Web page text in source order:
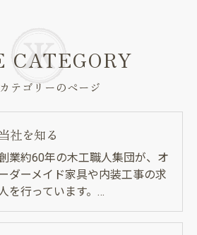
テゴリーのページ
CATEGORY
社を知る
業約60年の木工職人集団が、オ
ダーメイド家具や内装工事の求
を行っています。…